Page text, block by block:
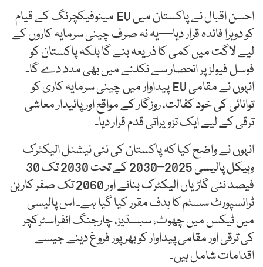
احسن اقبال نے پاکستان میں EV مینوفیکچرنگ کے قیام
کو دوہرا فائدہ قرار دیا—یہ نہ صرف چینی سرمایہ کاروں کے
لیے لاگت میں کمی کا ذریعہ بنے گا بلکہ پاکستان کو
فوسل فیولز پر انحصار سے نکلنے میں بھی مدد دے گا۔
انہوں نے مقامی EV پیداوار میں چینی سرمایہ کاری کو
توانائی کی خود کفالت، روزگار کے مواقع اور پائیدار معاشی
ترقی کے لیے ایک تزویراتی قدم قرار دیا۔
انہوں نے واضح کیا کہ پاکستان کی نئی نیشنل الیکٹرک
وہیکل پالیسی 2025–2030 کے تحت 2030 تک 30
فیصد نئی گاڑیاں الیکٹرک بنانے اور 2060 تک صفر کاربن
ٹرانسپورٹ سسٹم کا ہدف مقرر کیا گیا ہے۔ اس پالیسی
میں ٹیکس میں چھوٹ، سبسڈیز، چارجنگ انفراسٹرکچر
کی ترقی اور مقامی پیداوار کو بھرپور فروغ دینے جیسے
اقدامات شامل ہیں۔